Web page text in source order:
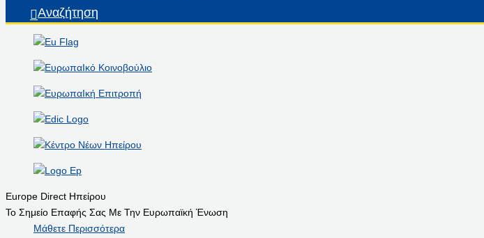
Αναζήτηση
Europe Direct Ηπείρου
Το Σημείο Επαφής Σας Με Την Ευρωπαϊκή Ένωση
Μάθετε Περισσότερα